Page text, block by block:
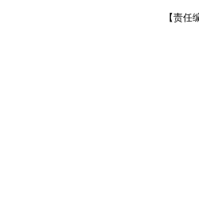
【责任